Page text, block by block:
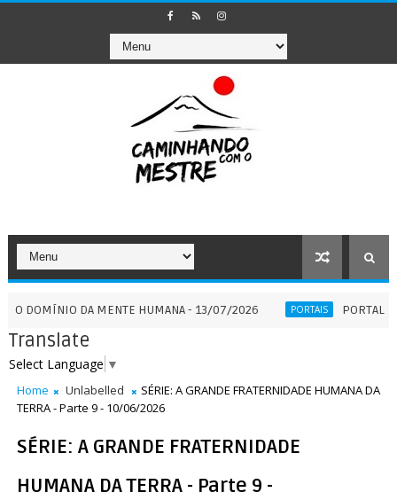
DA MENTE HUMANA - 13/07/2026 PORTAIS PORTAL 7:7 -
Translate
Select Language ▼
Home Unlabelled
SÉRIE: A GRANDE FRATERNIDADE HUMANA DA
TERRA - Parte 9 - 10/06/2026
SÉRIE: A GRANDE FRATERNIDADE
HUMANA DA TERRA - Parte 9 -